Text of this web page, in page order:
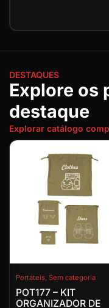
DESTAQUES
Explore os
destaque
Explorar catálogo
Portáteis, Sem categoria
POT177 – KIT
ORGANIZADOR DE